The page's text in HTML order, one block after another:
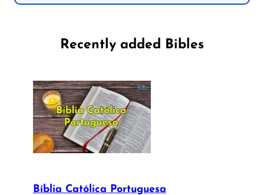
Recently added Bibles
Bíblia Católica Portuguesa